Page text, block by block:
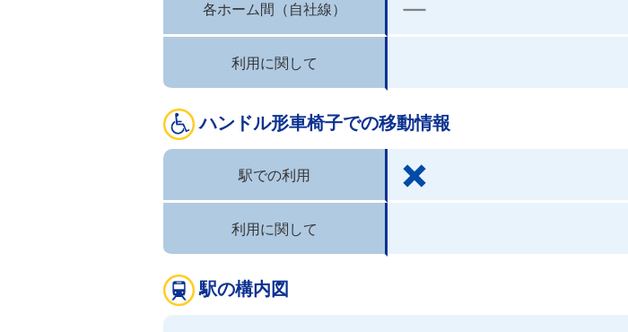
各ホーム間（自社線）
利用に関して
ハンドル形車椅子での移動情報
駅での利用
利用に関して
駅の構内図